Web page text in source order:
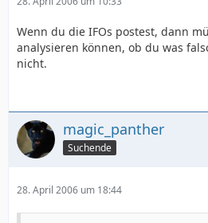
Wenn du die IFOs postest, dann
analysieren können, ob du was
nicht.
magic_panther
Suchende
28. April 2006 um 18:44